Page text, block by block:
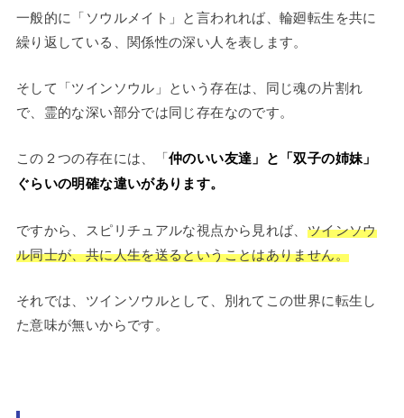
一般的に「ソウルメイト」と言われれば、輪廻転生を共に
繰り返している、関係性の深い人を表します。
そして「ツインソウル」という存在は、同じ魂の片割れ
で、霊的な深い部分では同じ存在なのです。
この２つの存在には、「仲のいい友達」と「双子の姉妹」
ぐらいの明確な違いがあります。
ですから、スピリチュアルな視点から見れば、 ツインソウ
ル同士が、共に人生を送るということはありません。
それでは、ツインソウルとして、別れてこの世界に転生し
た意味が無いからです。